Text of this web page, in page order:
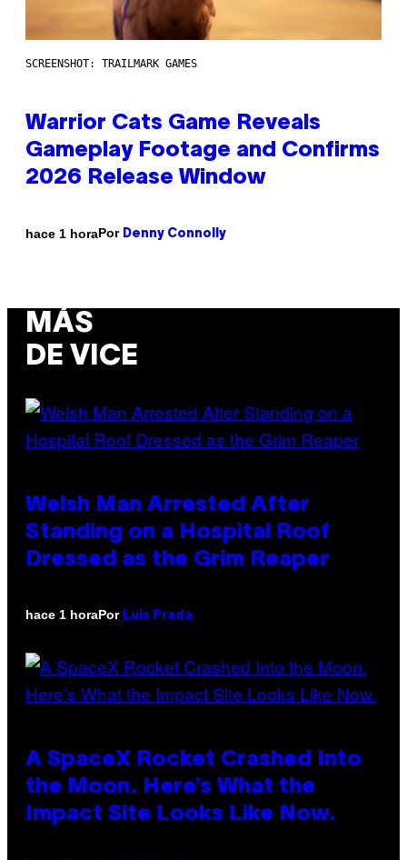
SCREENSHOT: TRAILMARK GAMES
Warrior Cats Game Reveals
Gameplay Footage and Confirms
2026 Release Window
hace 1 horaPor Denny Connolly
MÁS
DE VICE
Welsh Man Arrested After
Standing on a Hospital Roof
Dressed as the Grim Reaper
hace 1 horaPor Luis Prada
A SpaceX Rocket Crashed Into
the Moon. Here’s What the
Impact Site Looks Like Now.